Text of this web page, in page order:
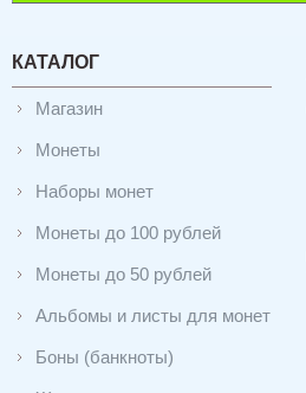
КАТАЛОГ
Магазин
Монеты
Наборы монет
Монеты до 100 рублей
Монеты до 50 рублей
Альбомы и листы для монет
Боны (банкноты)